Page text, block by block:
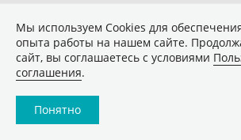
Мы используем Сookies для
опыта работы на нашем сайте.
сайт, вы соглашаетесь с условиями
соглашения.
Понятно